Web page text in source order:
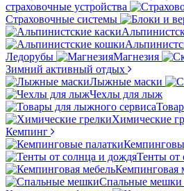
страховочные устройства
Страховочные системы
Ледорубы
Магнезия
Зимний активный отдых
Лыжные маски
Чехлы для лыж
Химические
Кемпинг
Тенты от
Кемпинговая
Спальные мешки